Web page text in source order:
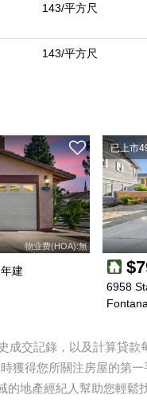
143/平方尺
143/平方尺
物业费(HOA):無
年建
已上市
6958
交記錄，以及計算貸
獲得您所關注房屋的第一
地產經紀人幫助您輕鬆